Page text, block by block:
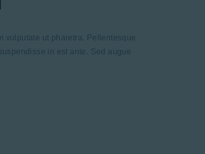
vulputate ut pharetra. Pellentesque
in est ante. Sed augue